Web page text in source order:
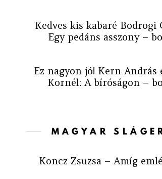
Kedves kis kabaré Bodrogi
Egy pedáns asszony –
Ez nagyon jó! Kern András
Kornél: A bíróságon –
MAGYAR
Koncz Zsuzsa – Amíg